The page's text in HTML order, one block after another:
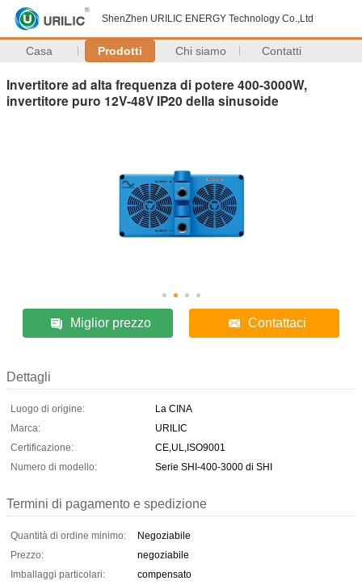
ShenZhen URILIC ENERGY Technology Co.,Ltd
Casa Prodotti Chi siamo Contatti
Invertitore ad alta frequenza di potere 400-3000W,
invertitore puro 12V-48V IP20 della sinusoide
Miglior prezzo Contattaci
Dettagli
Luogo di origine:
La CINA
Marca:
URILIC
Certificazione:
CE,UL,ISO9001
Numero di modello:
Serie SHI-400-3000 di SHI
Termini di pagamento e spedizione
Quantità di ordine minimo:
Negoziabile
Prezzo:
negoziabile
Imballaggi particolari:
compensato